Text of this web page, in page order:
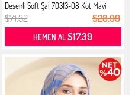
Desenli Soft Şal 70313-08 Kot Mavi
$71.32 $28.99
HEMEN AL$17.39